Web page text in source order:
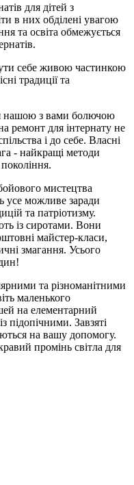
для дітей з
в них обділені увагою
та освіта обмежується
себе живою частинкою
традиції та
нашою з вами болючою
ремонт для інтернату не
і до себе. Власні
- найкращі методи
мистецтва
усе можливе заради
та патріотизму.
із сиротами. Вони
майстер-класи,
змагання. Усього
та різноманітними
маленького
на елементарний
підопічними. Завзяті
на вашу допомогу.
промінь світла для